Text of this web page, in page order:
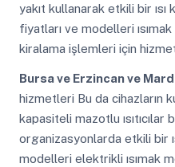
yakıt kullanarak etkili bir ısı
fiyatları ve modelleri ısımak
kiralama işlemleri için
Bursa ve Erzincan ve
hizmetleri Bu da cihazların
kapasiteli mazotlu
organizasyonlarda etkili bir
modelleri elektrikli ısımak